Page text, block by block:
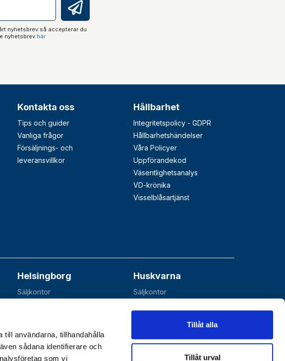
till användarna, tillhandahålla
sådana identifierare och
som vi
Tillåt alla
Tillåt urval
nyhetsbrev så accepterar du
nyhetsbrev här
Kontakta oss
Tips och guider
Vanliga frågor
Försäljnings- och
leveransvillkor
Hållbarhet
Integritetspolicy - GDPR
Hållbarhetshändelser
Våra Policyer
Uppförandekod
Väsentlighetsanalys
VD-krönika
Visselblåsartjänst
Helsingborg
Säljkontor
Huskvarna
Säljkontor